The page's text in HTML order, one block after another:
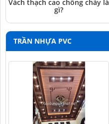
Vách thạch cao chống cháy là
gì?
TRẦN NHỰA PVC